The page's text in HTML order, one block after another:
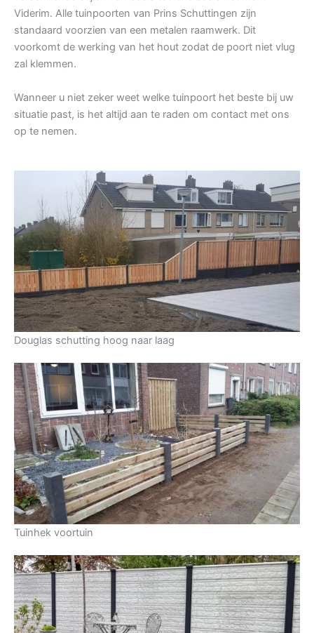
Viderim. Alle tuinpoorten van Prins Schuttingen zijn
standaard voorzien van een metalen raamwerk. Dit
voorkomt de werking van het hout zodat de poort niet vlug
zal klemmen.
Wanneer u niet zeker weet welke tuinpoort het beste bij uw
situatie past, is het altijd aan te raden om contact met ons
op te nemen.
Douglas schutting hoog naar laag
Tuinhek voortuin